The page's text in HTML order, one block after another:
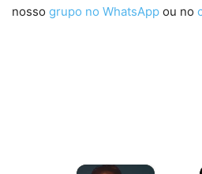
nosso grupo no WhatsApp ou no
×